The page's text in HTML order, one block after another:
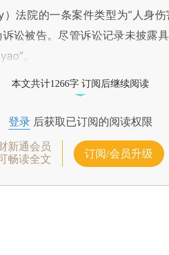
法院的一条案件类型为“人身
讼被告。尽管诉讼记录未披露
。
本文共计1266字 订阅后继续阅读
登录后获取已订阅的阅读权限
新通会员
畅读全文
订阅/会员升级